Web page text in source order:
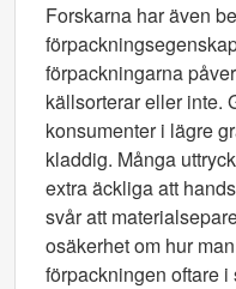
Forskarna har även
förpackningarna
källsorterar eller inte.
konsumenter i lägre
kladdig. Många
extra äckliga att
svår att
osäkerhet om hur
förpackningen oftare i